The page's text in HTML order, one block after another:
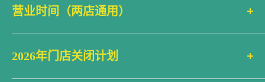
常见问题 (FAQ)
服务条款
King Street East 364号
Google 地图
营业时间（两店通用）
周一 上午10点至下午6点（美国东部时间）
周二 上午10点至下午6点
2026年门店关闭计划